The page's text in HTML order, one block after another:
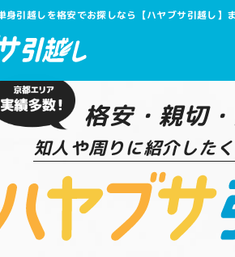
身引越しを格安でお探しなら【ハヤブサ引越し】
格安・親切
知人や周りに紹介した